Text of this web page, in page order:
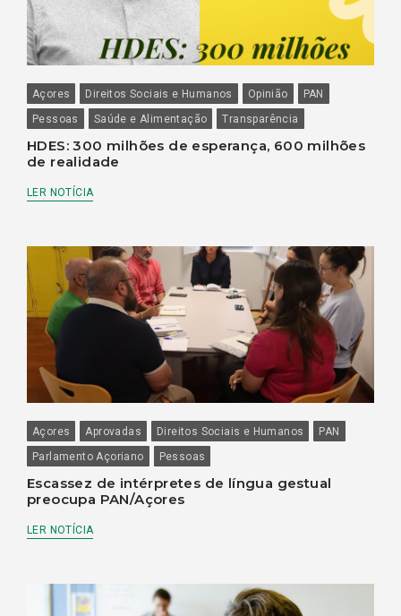
Açores Direitos Sociais e Humanos Opinião
PAN
Pessoas
Saúde e Alimentação Transparência
HDES: 300 milhões de esperança, 600 milhões
de realidade
LER NOTÍCIA
Açores Aprovadas Direitos Sociais e Humanos
PAN
Parlamento Açoriano
Pessoas
Escassez de intérpretes de língua gestual
preocupa PAN/Açores
LER NOTÍCIA